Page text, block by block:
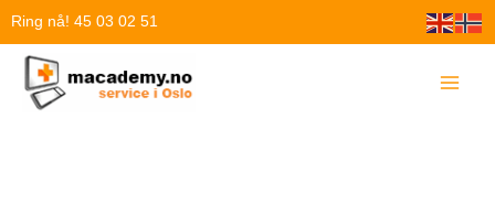
Hopp
innholdet
Ring nå! 45 03 02 51